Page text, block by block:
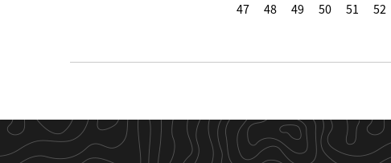
47
48 49 50 51 52